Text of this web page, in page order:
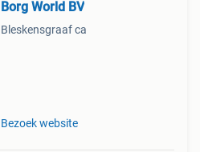
Borg World BV
Bleskensgraaf ca
Bezoek website